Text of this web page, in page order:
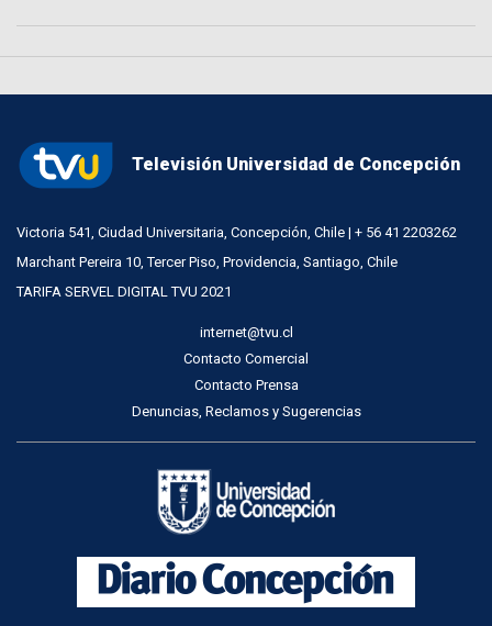
Televisión Universidad de Concepción
Victoria 541, Ciudad Universitaria, Concepción, Chile | + 56 41 2203262
Marchant Pereira 10, Tercer Piso, Providencia, Santiago, Chile
TARIFA SERVEL DIGITAL TVU 2021
internet@tvu.cl
Contacto Comercial
Contacto Prensa
Denuncias, Reclamos y Sugerencias